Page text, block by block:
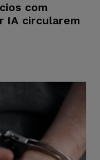
com
IA circularem